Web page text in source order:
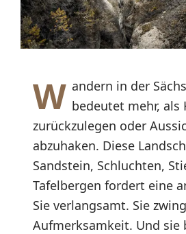
W andern in der
bedeutet mehr, als
zurückzulegen oder
abzuhaken. Diese
Sandstein, Schluchten,
Tafelbergen fordert eine
Sie verlangsamt. Sie
Aufmerksamkeit. Und sie